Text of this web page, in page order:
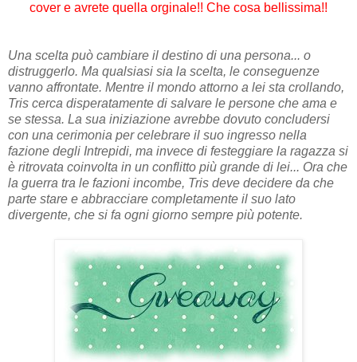
cover e avrete quella orginale!! Che cosa bellissima!!
Una scelta può cambiare il destino di una persona... o
distruggerlo. Ma qualsiasi sia la scelta, le conseguenze
vanno affrontate. Mentre il mondo attorno a lei sta crollando,
Tris cerca disperatamente di salvare le persone che ama e
se stessa. La sua iniziazione avrebbe dovuto concludersi
con una cerimonia per celebrare il suo ingresso nella
fazione degli Intrepidi, ma invece di festeggiare la ragazza si
è ritrovata coinvolta in un conflitto più grande di lei... Ora che
la guerra tra le fazioni incombe, Tris deve decidere da che
parte stare e abbracciare completamente il suo lato
divergente, che si fa ogni giorno sempre più potente.